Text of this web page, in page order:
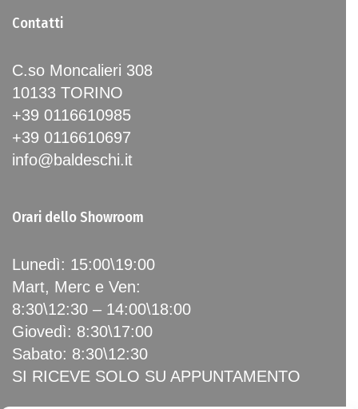
Contatti
C.so Moncalieri 308
10133 TORINO
+39 0116610985
+39 0116610697
info@baldeschi.it
Orari dello Showroom
Lunedì: 15:00\19:00
Mart, Merc e Ven:
8:30\12:30 – 14:00\18:00
Giovedì: 8:30\17:00
Sabato: 8:30\12:30
SI RICEVE SOLO SU APPUNTAMENTO